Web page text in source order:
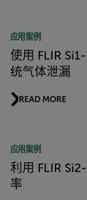
应用案例
使用 FLIR
统气体泄漏
READ MORE
应用案例
利用 FLIR
率